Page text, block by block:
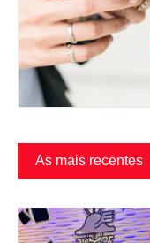
As mais recentes